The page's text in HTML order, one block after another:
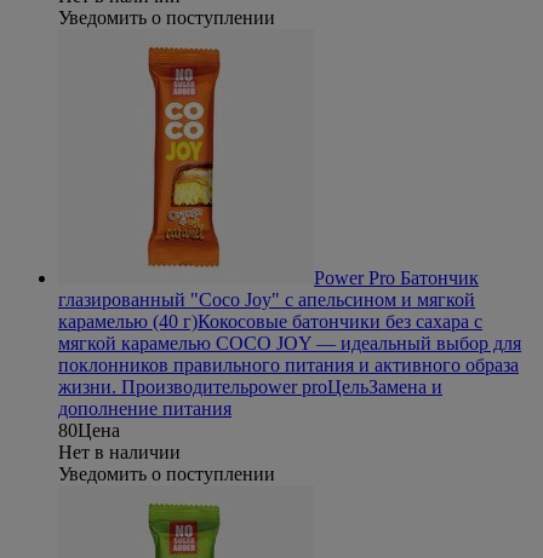
Уведомить о поступлении
Power Pro Батончик
глазированный "Coco Joy" с апельсином и мягкой
карамелью (40 г)Кокосовые батончики без сахара с
мягкой карамелью COCO JOY — идеальный выбор для
поклонников правильного питания и активного образа
жизни. Производительpower proЦельЗамена и
дополнение питания
80Цена
Нет в наличии
Уведомить о поступлении